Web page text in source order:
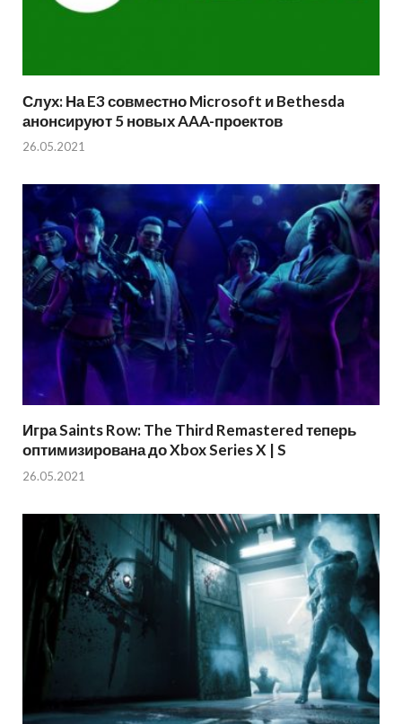
Слух: На E3 совместно Microsoft и Bethesda
анонсируют 5 новых AAA-проектов
26.05.2021
Игра Saints Row: The Third Remastered теперь
оптимизирована до Xbox Series X | S
26.05.2021